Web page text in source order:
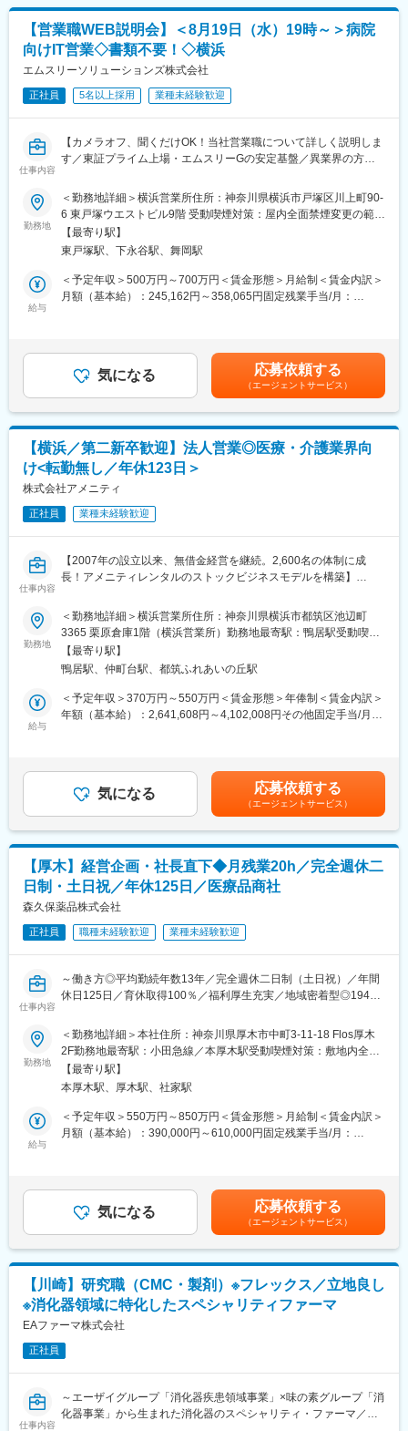
入社後は業務に必要な「福祉用具専門相談員」の資格取得を目指
していただきます。その後は、先輩社員との営業同行を中心とし
た約3か月間のOJT研修を通じて、実務の流れや提案方法を習得し
ていただきます。
将来的には、個人宅への提案にとどまらず、医療機関や法人向け
営業など、より規模の大きな提案業務にも携わっていただきま
す。
■透明な評価制度：
当社の評価制度はチーム、個人、コンプライアンス評価に分かれ
性によって活躍できる環境です。
変更の範囲：会社の定める業務
応
・出社後はメール対応や事務処理、営業車への福祉用具の積み込
みなどの準備業務
■業務の特徴：
＜商材＞
・既存顧客8割／新規顧客2割
・居宅介護支援事業所／地域包括センター／各種医療機関のケア
・ニーズを確認してケアマネジャーから福祉用具を必要とされる
お客様を紹介いただきます
＜担当エリア＞
神奈川内の一部エリアを担当頂きます。地域ごとに営業所を置い
ているため、出張や転勤は発生しません。
■競合との差別化：
人仕様にカスタマイズして仕入れる等、品揃えの差別化で幅広い
顧客ニーズに対応できます。
入社後は業務に必要な「福祉用具専門相談員」の資格取得を目指
していただきます。その後は、先輩社員との営業同行を中心とし
た約3か月間のOJT研修を通じて、実務の流れや提案方法を習得し
ていただきます。
将来的には、個人宅への提案にとどまらず、医療機関や法人向け
営業など、より規模の大きな提案業務にも携わっていただきま
す。
■透明な評価制度：
当社の評価制度はチーム、個人、コンプライアンス評価に分かれ
性によって活躍できる環境です。
変更の範囲：会社の定める業務
選考を通じて上下する可能性があります。月給(月額)は固定手当を
含めた表記です。
【営業職WEB説明会】＜8月19日（水）19時～＞病院
向けIT営業◇書類不要！◇横浜
エムスリーソリューションズ株式会社
正社員 5名以上採用 業種未経験歓迎
仕事内容
【カメラオフ、聞くだけOK！当社営業職について詳しく説明しま
す／東証プライム上場・エムスリーGの安定基盤／異業界の方も
当社は、医療機関（クリニック・薬局）を対象に、『エムスリー
デジカル』や『デジスマ診療』等の医療DX推進サービスを展開し
ています。
★書類不要！カメラオフ、聞くだけOK、帰宅途中など気軽にご参
加いただけます。
＜営業職 WEB説明会＞
【内容（予定）】
（1）医療、電子カルテマーケット動向について
（2）当社および、当社が展開するサービスの紹介
（3）今後の事業方針、経営方針について
（4）業務内容
（5）求める人物像
（6）質疑応答（現役社員が皆様の質問に答えます）
【開催方法】
zoomアプリを使用します。
【応募締切】
・各開催日の2営業日前 12時まで
※期限は応募状況に応じて、前後する可能性があります。少しでも
■魅力ポイント：
・当社主力製品である『エムスリーデジカル』の累計導入数約
9,600台（2025年度）。クラウド電子カルテ導入数トップクラス
を誇ります。新規開業クリニックからも圧倒的に選ばれる製品で
す。
・マイナンバー保険証の導入など、今後も医療業界でのDX推進が
進んでいくため、ビジネスチャンスが多い環境です。
＜ほとんどが中途入社＞
・異業界から入社した社員も多く活躍しています。独り立ちまで
のフォローもしっかりしており、医療の専門知識がなくても問題
■当社について：
当社は、電子カルテの販売・サポート、医療機器、システムの提
中核企業です。クリニックのDX化を促進し、患者様にとって通院
がより快適になるようなサポート・実現を目指しています。
変更の範囲：会社の定める業務
勤務地
＜勤務地詳細＞横浜営業所住所：神奈川県横浜市戸塚区川上町90-
6 東戸塚ウエストビル9階 受動喫煙対策：屋内全面禁煙変更の範
囲：会社の定める事業所
【最寄り駅】
東戸塚駅、下永谷駅、舞岡駅
給与
＜予定年収＞500万円～700万円＜賃金形態＞月給制＜賃金内訳＞
月額（基本給）：245,162円～358,065円固定残業手当/月：
年収には固定残業代、インセンティブ平均額を含みます。※下記の
場合は別途支給固定残業時間を超過した時間外労働※営業インセン
ティブ支給によって、上記年収以上になる場合もあります。■賞
与：年2回（6月・11月）…標準3.5ヶ月■昇給：年1回（4月）賃金
はあくまでも目安の金額であり、選考を通じて上下する可能性が
あります。月給(月額)は固定手当を含めた表記です。
気になる 応募依頼する
（エージェントサービス）
【横浜／第二新卒歓迎】法人営業◎医療・介護業界向
け<転勤無し／年休123日＞
株式会社アメニティ
正社員 業種未経験歓迎
仕事内容
【2007年の設立以来、無借金経営を継続。2,600名の体制に成
長！アメニティレンタルのストックビジネスモデルを構築】
を図るため、このたび新たな仲間をお迎えすることとなりまし
た。
■業務詳細：
病院や介護施設に向けて、入院・入所時に必要な衣類やタオル、
日用品などをレンタルできる「アメニティサポートシステム」を
提案する営業です。ニーズに応じて、人材派遣・紹介サービスや
献性も高く、今後の高齢化社会において成長が見込める成長産業
です。 また、病院や介護施設の業務軽減に貢献する事で、患者
様、利用者様へのサービス向上に直結する為、大変やりがいのあ
■キャリアアップについて：
本人の頑張りを昇給、昇格にて評価される制度が御座います。ま
た、事業拡大に伴い、新規の営業所も出店しており、営業所長や
エリアを管理する責任者などのポストがある為、早期のキャリア
アップが見込めます。 ※実際に入社4年前後で所長になった中途入
社の方もいらっしゃいます。
■会社情報：
当社は入院中に必要となるアメニティ(パジャマ・タオル・日用
品）をレンタルするアメニティサポートシステムを提供している
レンタルだけでなく、病院・介護施設内での申込の受付業務から
ご利用者への提供・回収・請求まで全て弊社で受け持っておりま
す。そのため医療・介護施設の業務負担の軽減もでき多くのメリ
ットがあります。拠点は北海道から九州まで展開し、毎年増収・
変更の範囲：会社の定める業務
勤務地
＜勤務地詳細＞横浜営業所住所：神奈川県横浜市都筑区池辺町
3365 栗原倉庫1階（横浜営業所）勤務地最寄駅：鴨居駅受動喫煙
対策：屋内全面禁煙変更の範囲：本文参照
【最寄り駅】
鴨居駅、仲町台駅、都筑ふれあいの丘駅
給与
＜予定年収＞370万円～550万円＜賃金形態＞年俸制＜賃金内訳＞
年額（基本給）：2,641,608円～4,102,008円その他固定手当/月：
無＞有＜残業手当＞有＜給与補足＞※経験・能力・前職の給与など
を考慮するため上下する可能性があります・評価：年2回（4月・
10月/売上実績だけでなく取り組み姿勢や提案プロセスなどの定性
評価も重視）・年収例：370-480万円(主任/入社2-3年)⇒420-550
万円(係長/入社3-5年)賃金はあくまでも目安の金額であり、選考を
通じて上下する可能性があります。月給(月額)は固定手当を含めた
表記です。
気になる 応募依頼する
（エージェントサービス）
【厚木】経営企画・社長直下◆月残業20h／完全週休二
日制・土日祝／年休125日／医療品商社
森久保薬品株式会社
正社員 職種未経験歓迎 業種未経験歓迎
仕事内容
～働き方◎平均勤続年数13年／完全週休二日制（土日祝）／年間
休日125日／育休取得100％／福利厚生充実／地域密着型◎1947
■業務内容：
関東圏では47％と圧倒的なシェアを有し、全国でも3番目のシェ
アを誇る当社にて経営企画業務を担当していただきます。
■具体的には：
・経営戦略の立案と実行
・新規事業の立ち上げ支援
・組織のパフォーマンス評価と改善提案
■評価制度：
目標管理制度を導入しております。
半年に1度上司部下で目標設定し、その結果で評価いたします。
この評価は昇給賞与に反映されます。
■当社の特徴や魅力：
・創業1974年というのは業界内でも非常に老舗の会社です。長年
の信頼関係を基に、多くのお取引先様に動物用医薬品、医療機器
を提供しております。
勤務地
＜勤務地詳細＞本社住所：神奈川県厚木市中町3-11-18 Flos厚木
2F勤務地最寄駅：小田急線／本厚木駅受動喫煙対策：敷地内全面
禁煙変更の範囲：会社の定める事業所
【最寄り駅】
本厚木駅、厚木駅、社家駅
給与
＜予定年収＞550万円～850万円＜賃金形態＞月給制＜賃金内訳＞
月額（基本給）：390,000円～610,000円固定残業手当/月：
験・スキルを考慮のうえ、当社規定にて決定■昇給：年1回（6
月）■賞与：年2回（7月・12月）■固定残業代制：超過分別途支給
賃金はあくまでも目安の金額であり、選考を通じて上下する可能
性があります。月給(月額)は固定手当を含めた表記です。
気になる 応募依頼する
（エージェントサービス）
【川崎】研究職（CMC・製剤）※フレックス／立地良し
※消化器領域に特化したスペシャリティファーマ
EAファーマ株式会社
正社員
仕事内容
～エーザイグループ「消化器疾患領域事業」×味の素グループ「消
化器事業」から生まれた消化器のスペシャリティ・ファーマ／平